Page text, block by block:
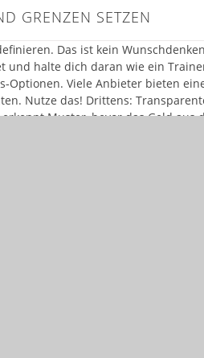
GRENZEN SETZEN
Das ist kein
und halte dich daran wie ein
Viele Anbieter bieten
Nutze das! Drittens:
Muster, bevor das Geld aus